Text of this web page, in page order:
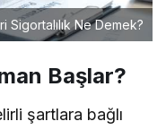
Sigortalılık Ne Demek?
Başlar?
şartlara bağlı